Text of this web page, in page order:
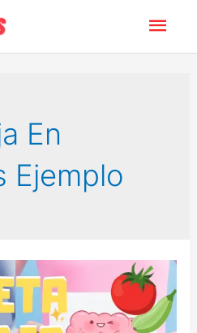
En
Ejemplo